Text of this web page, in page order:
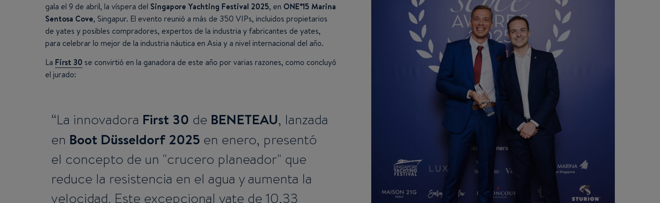
gala el 9 de abril, la víspera del Singapore Yachting Festival 2025, en ONE°15 Marina
Sentosa Cove, Singapur. El evento reunió a más de 350 VIPs, incluidos propietarios
de yates y posibles compradores, expertos de la industria y fabricantes de yates,
para celebrar lo mejor de la industria náutica en Asia y a nivel internacional del año.
La First 30 se convirtió en la ganadora de este año por varias razones, como concluyó
el jurado:
La innovadora First 30 de BENETEAU, lanzada
en Boot Düsseldorf 2025 en enero, presentó
el concepto de un "crucero planeador" que
reduce la resistencia en el agua y aumenta la
velocidad. Este excepcional yate de 10,33